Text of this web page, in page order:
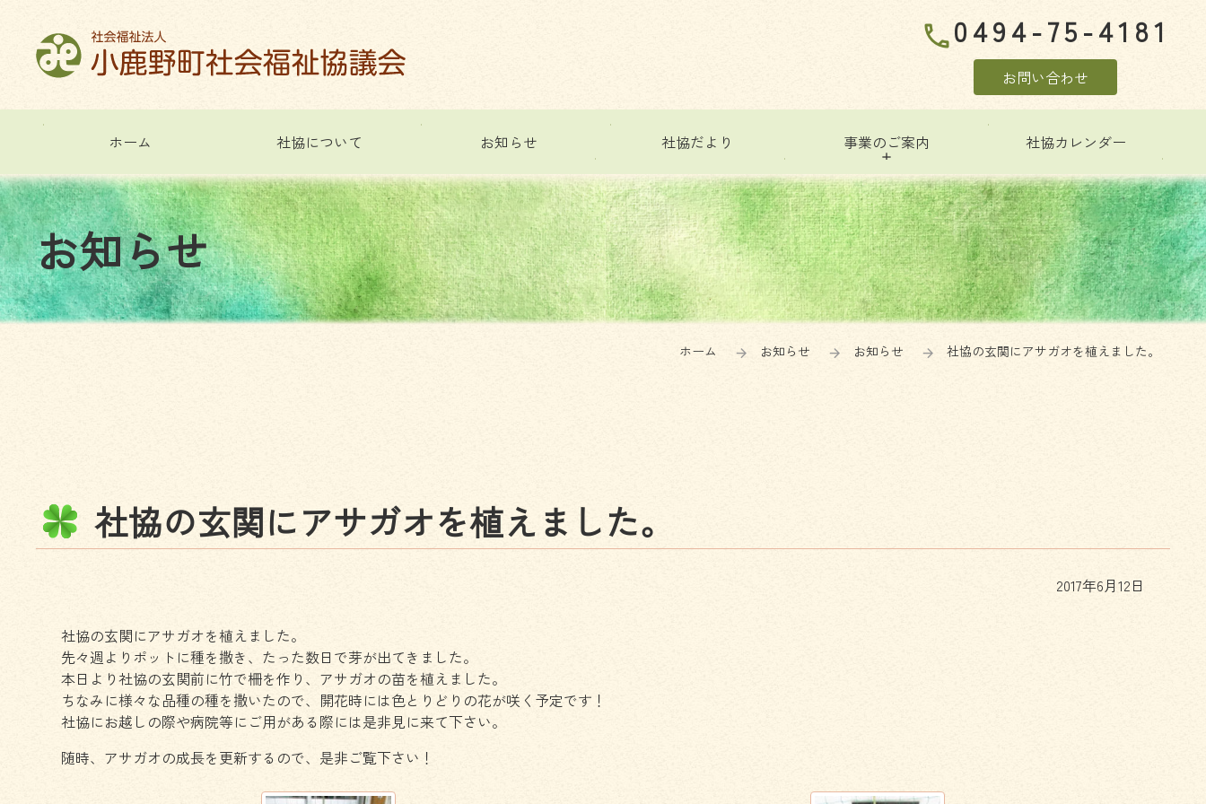
ス
キ
ッ
プ
phone0494-75-4181
お問い合わせ
ホーム 社協について お知らせ 社協だより 事業のご案内 社協カレンダー
お知らせ
社協の玄関にアサガオを植えま した。
2017年6月12日
社協の玄関にアサガオを植えました。
先々週よりポットに種を撒き、たった数日で芽が出てきました。
本日より社協の玄関前に竹で柵を作り、アサガオの苗を植えました。
ちなみに様々な品種の種を撒いたので、開花時には色とりどりの花が咲く予定です！
社協にお越しの際や病院等にご用がある際には是非見に来て下さい。
随時、アサガオの成長を更新するので、是非ご覧下さい！
ホーム お知らせ お知らせ 社協の玄関にアサガオを植えました。